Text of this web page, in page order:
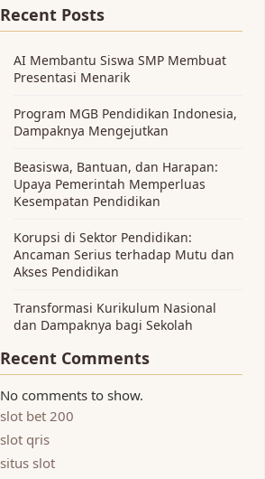
Recent Posts
AI Membantu Siswa SMP Membuat
Presentasi Menarik
Program MGB Pendidikan Indonesia,
Dampaknya Mengejutkan
Beasiswa, Bantuan, dan Harapan:
Upaya Pemerintah Memperluas
Kesempatan Pendidikan
Korupsi di Sektor Pendidikan:
Ancaman Serius terhadap Mutu dan
Akses Pendidikan
Transformasi Kurikulum Nasional
dan Dampaknya bagi Sekolah
Recent Comments
No comments to show.
slot bet 200
slot qris
situs slot